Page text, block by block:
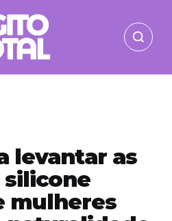
levantar as
silicone
mulheres